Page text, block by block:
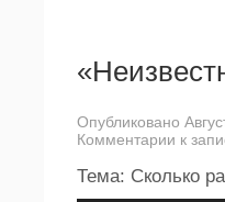
Опубликовано
Комментарии к
Тема: Сколько